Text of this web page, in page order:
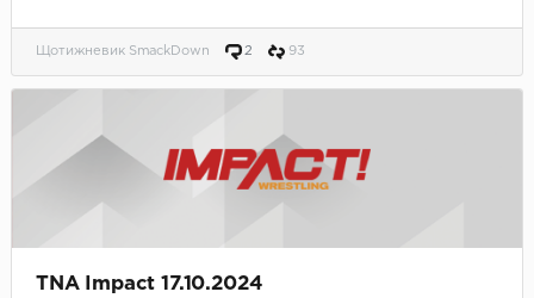
Щотижневик SmackDown 2 93
TNA Impact 17.10.2024